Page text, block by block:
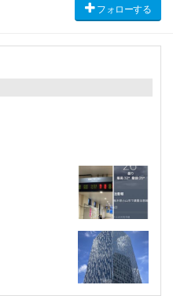
フォローする